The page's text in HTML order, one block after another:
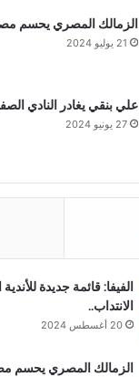
الزمالك المصري يحسم
21 يوليو 2024
علي بنقي يغادر النادي
27 يونيو 2024
الفيفا: قائمة جديدة
الانتداب..
20 أغسطس 2024
الزمالك المصري يحسم